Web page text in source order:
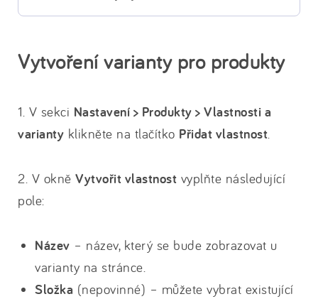
Vytvoření varianty pro produkty
1. V sekci Nastavení > Produkty > Vlastnosti a
varianty klikněte na tlačítko Přidat vlastnost.
2. V okně Vytvořit vlastnost vyplňte následující
pole:
Název – název, který se bude zobrazovat u
varianty na stránce.
Složka (nepovinné) – můžete vybrat existující